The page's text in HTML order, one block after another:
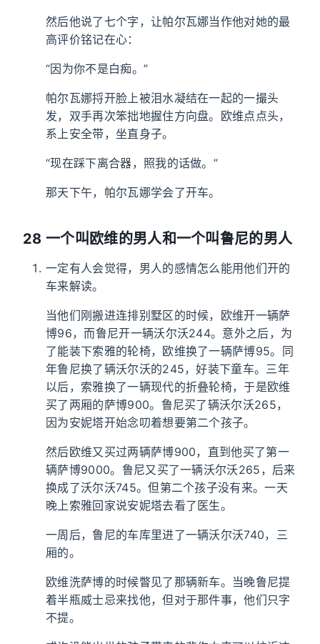
然后他说了七个字，让帕尔瓦娜当作他对她的最
高评价铭记在心：
“因为你不是白痴。”
帕尔瓦娜捋开脸上被泪水凝结在一起的一撮头
发，双手再次笨拙地握住方向盘。欧维点点头，
系上安全带，坐直身子。
“现在踩下离合器，照我的话做。”
那天下午，帕尔瓦娜学会了开车。
28 一个叫欧维的男人和一个叫鲁尼的男人
一定有人会觉得，男人的感情怎么能用他们开的
车来解读。
当他们刚搬进连排别墅区的时候，欧维开一辆萨
博96，而鲁尼开一辆沃尔沃244。意外之后，为
了能装下索雅的轮椅，欧维换了一辆萨博95。同
年鲁尼换了辆沃尔沃的245，好装下童车。三年
以后，索雅换了一辆现代的折叠轮椅，于是欧维
买了两厢的萨博900。鲁尼买了辆沃尔沃265，
因为安妮塔开始念叨着想要第二个孩子。
然后欧维又买过两辆萨博900，直到他买了第一
辆萨博9000。鲁尼又买了一辆沃尔沃265，后来
换成了沃尔沃745。但第二个孩子没有来。一天
晚上索雅回家说安妮塔去看了医生。
一周后，鲁尼的车库里进了一辆沃尔沃740，三
厢的。
欧维洗萨博的时候瞥见了那辆新车。当晚鲁尼提
着半瓶威士忌来找他，但对于那件事，他们只字
不提。